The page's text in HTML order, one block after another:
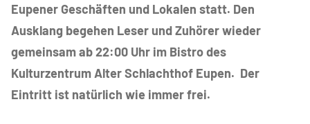
Eupener Geschäften und Lokalen statt. Den
Ausklang begehen Leser und Zuhörer wieder
gemeinsam ab 22:00 Uhr im Bistro des
Kulturzentrum Alter Schlachthof Eupen. Der
Eintritt ist natürlich wie immer frei.